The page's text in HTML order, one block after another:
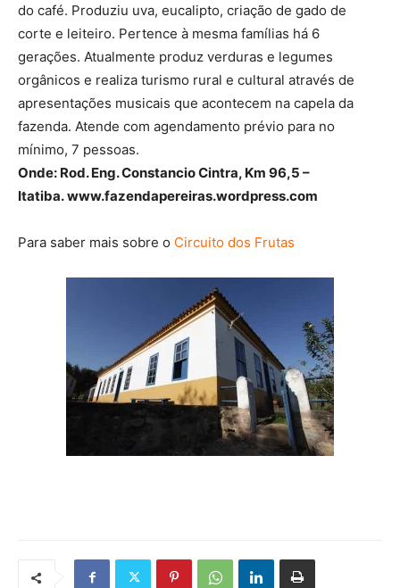
do café. Produziu uva, eucalipto, criação de gado de
corte e leiteiro. Pertence à mesma famílias há 6
gerações. Atualmente produz verduras e legumes
orgânicos e realiza turismo rural e cultural através de
apresentações musicais que acontecem na capela da
fazenda. Atende com agendamento prévio para no
mínimo, 7 pessoas.
Onde: Rod. Eng. Constancio Cintra, Km 96,5 –
Itatiba. www.fazendapereiras.wordpress.com
Para saber mais sobre o Circuito dos Frutas